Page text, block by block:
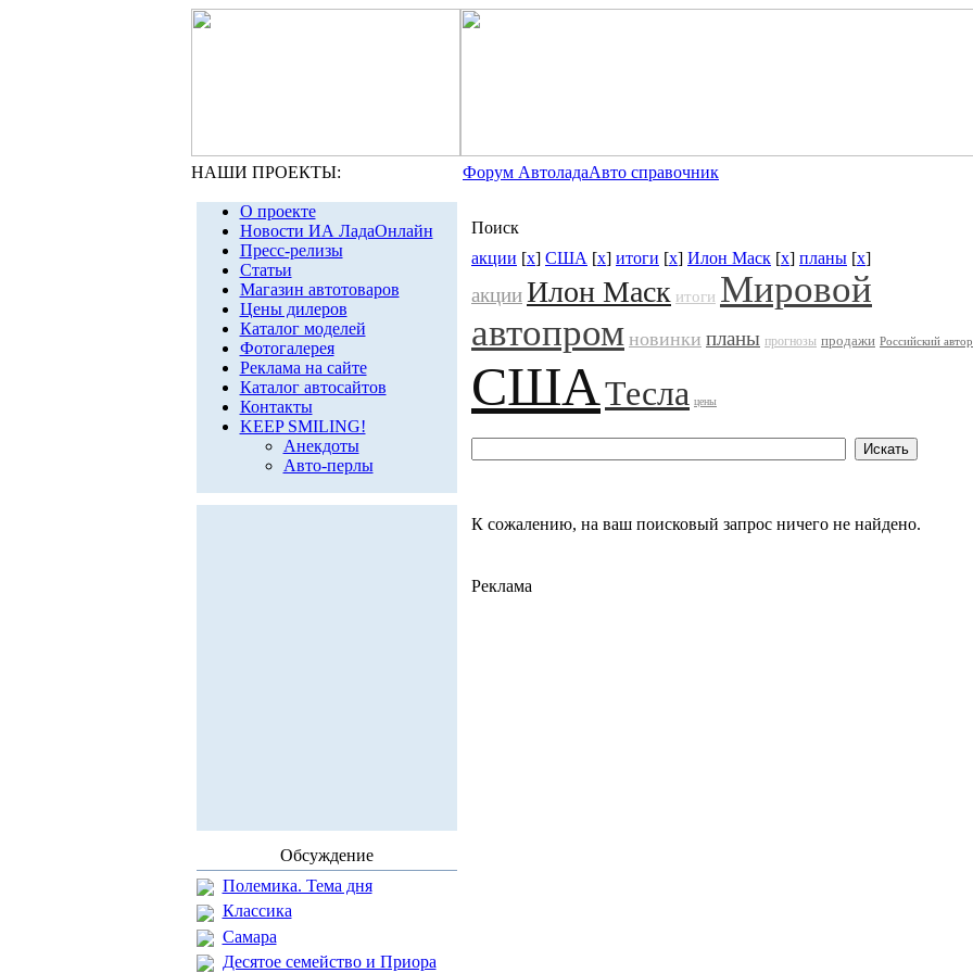
НАШИ ПРОЕКТЫ: Форум АвтоладаАвто справочник
О проекте
Новости ИА ЛадаОнлайн
Пресс-релизы
Статьи
Магазин автотоваров
Цены дилеров
Каталог моделей
Фотогалерея
Реклама на сайте
Каталог автосайтов
Контакты
KEEP SMILING!
Анекдоты
Авто-перлы
Обсуждение
Полемика. Тема дня
Классика
Самара
Десятое семейство и Приора
Поиск
акции [x] США [x] итоги [x] Илон Маск [x] планы [x]
акцииИлон Маск итоги Мировой
автопром новинки планы прогнозы продажи Российский
СШАТесла цены
К сожалению, на ваш поисковый запрос ничего не найдено.
Реклама